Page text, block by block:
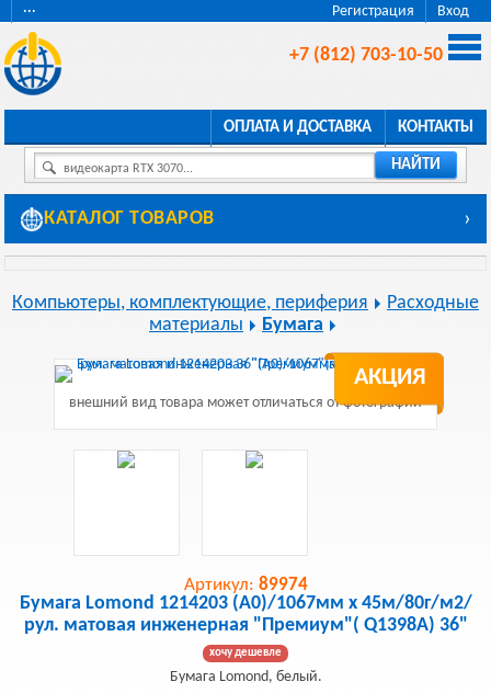
Регистрация Вход
···
+7 (812) 703-10-50
ОПЛАТА И ДОСТАВКА КОНТАКТЫ
видеокарта RTX 3070... НАЙТИ
КАТАЛОГ ТОВАРОВ ›
Компьютеры, комплектующие, периферия
Расходные
материалы
Бумага
АКЦИЯ
внешний вид товара может отличаться от фотографии
Артикул: 89974
Бумага Lomond 1214203 (A0)/1067мм х 45м/80г/м2/
рул. матовая инженерная "Премиум"( Q1398A) 36"
хочу дешевле
Бумага Lomond, белый.